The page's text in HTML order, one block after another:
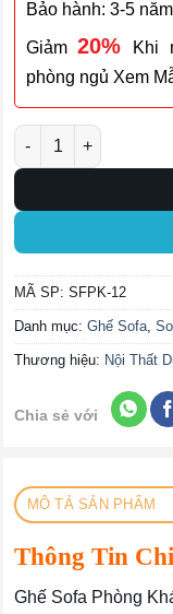
Bảo hành: 3-5 năm
Giảm20%
Khi
phòng ngủ Xem
Ghế Sofa Phòng
MÃ SP: SFPK-12
Danh mục: Ghế Sofa,
Thương hiệu: Nội Thất
Chia sẻ với
MÔ TẢ SẢN PHẨM
Thông Tin
Ghế Sofa Phòng